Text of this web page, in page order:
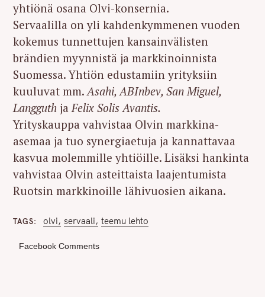
yhtiönä osana Olvi-konsernia.
Servaalilla on yli kahdenkymmenen vuoden
kokemus tunnettujen kansainvälisten
brändien myynnistä ja markkinoinnista
Suomessa. Yhtiön edustamiin yrityksiin
kuuluvat mm.Asahi, ABInbev, San Miguel,
Langguth jaFelix Solis Avantis.
Yrityskauppa vahvistaa Olvin markkina-
asemaa ja tuo synergiaetuja ja kannattavaa
kasvua molemmille yhtiöille. Lisäksi hankinta
vahvistaa Olvin asteittaista laajentumista
Ruotsin markkinoille lähivuosien aikana.
TAGS olvi servaali teemu lehto
Facebook Comments